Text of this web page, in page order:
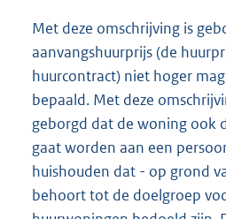
Met deze omschrijving is
aanvangshuurprijs (de
huurcontract) niet hoger
bepaald. Met deze
geborgd dat de woning ook
gaat worden aan een
huishouden dat - op grond
behoort tot de doelgroep